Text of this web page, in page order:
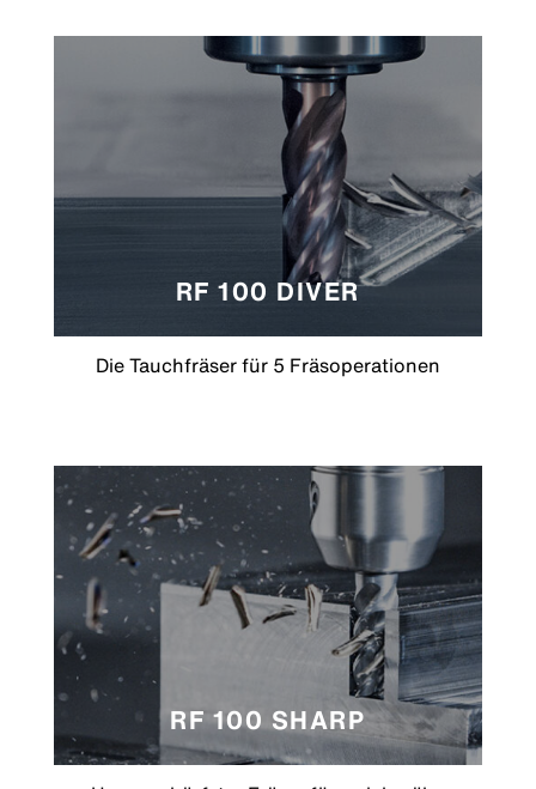
RF 100 DIVER
Die Tauchfräser für 5 Fräsoperationen
RF 100 SHARP